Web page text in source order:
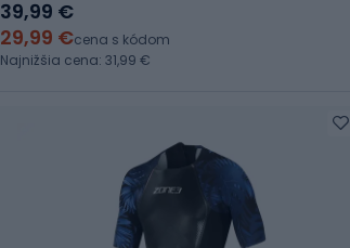
39,99 €
29,99 €cena s kódom
Najnižšia cena: 31,99 €